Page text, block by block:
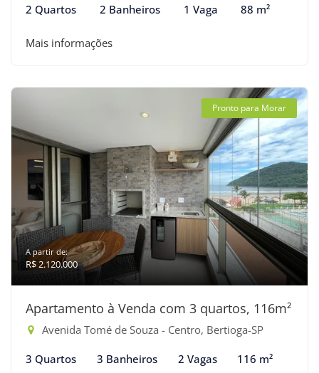
2 Quartos 2 Banheiros 1 Vaga 88 m²
Mais informações
Pronto para Morar
A partir de:
R$ 2.120.000
Apartamento à Venda com 3 quartos, 116m²
Avenida Tomé de Souza - Centro, Bertioga-SP
3 Quartos 3 Banheiros 2 Vagas 116 m²